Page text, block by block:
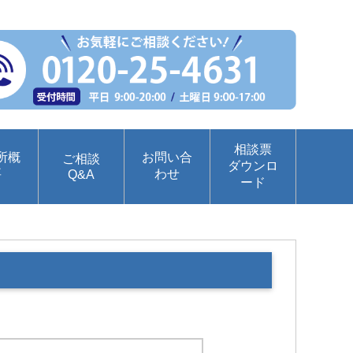
概
ご相談
Q&A
お問い合
わせ
相談票
ダウンロ
ード